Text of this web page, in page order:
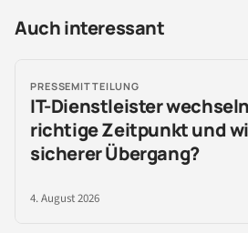
Auch interessant
PRESSEMITTEILUNG
IT-Dienstleister
richtige Zeitpunkt und
sicherer Übergang?
4. August 2026